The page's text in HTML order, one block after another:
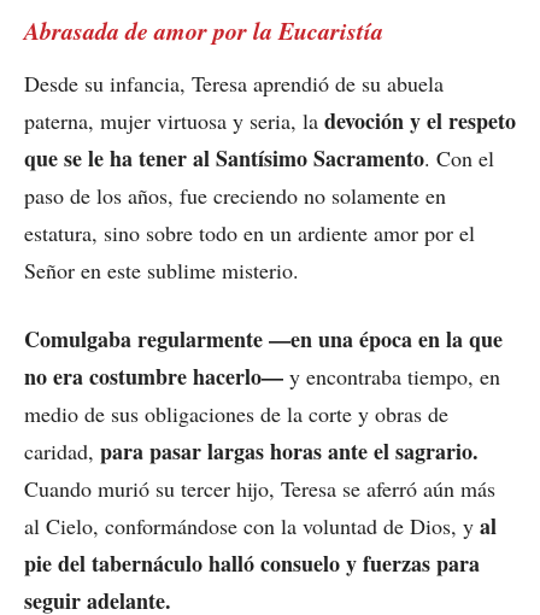
Abrasada de amor por la Eucaristía
Desde su infancia, Teresa aprendió de su abuela
paterna, mujer virtuosa y seria, la devoción y el respeto
que se le ha tener al Santísimo Sacramento. Con el
paso de los años, fue creciendo no solamente en
estatura, sino sobre todo en un ardiente amor por el
Señor en este sublime misterio.
Comulgaba regularmente —en una época en la que
no era costumbre hacerlo— y encontraba tiempo, en
medio de sus obligaciones de la corte y obras de
caridad, para pasar largas horas ante el sagrario.
Cuando murió su tercer hijo, Teresa se aferró aún más
al Cielo, conformándose con la voluntad de Dios, y al
pie del tabernáculo halló consuelo y fuerzas para
seguir adelante.